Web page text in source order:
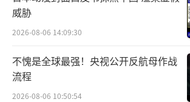
威胁
2026-08-06 14:09:30
不愧是全球最强！央视公开反航母作战
流程
2026-08-06 10:50:54